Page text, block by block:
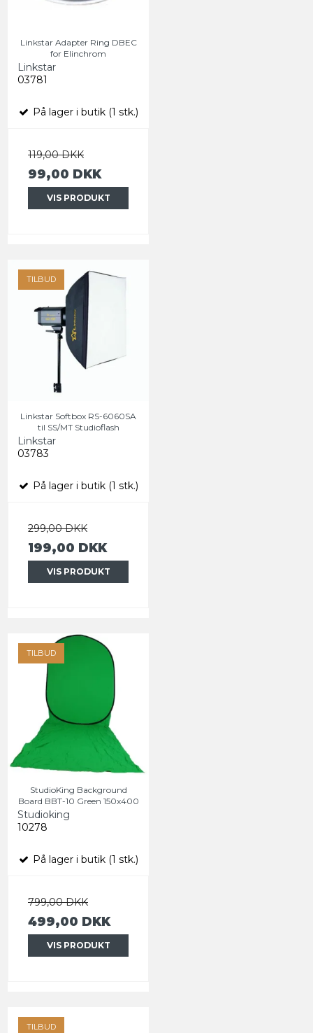
Linkstar Adapter Ring DBEC
for Elinchrom
Linkstar
03781
På lager i butik (1 stk.)
119,00 DKK
99,00 DKK
VIS PRODUKT
TILBUD
Linkstar Softbox RS-6060SA
til SS/MT Studioflash
Linkstar
03783
På lager i butik (1 stk.)
299,00 DKK
199,00 DKK
VIS PRODUKT
TILBUD
StudioKing Background
Board BBT-10 Green 150x400
Studioking
10278
På lager i butik (1 stk.)
799,00 DKK
499,00 DKK
VIS PRODUKT
TILBUD